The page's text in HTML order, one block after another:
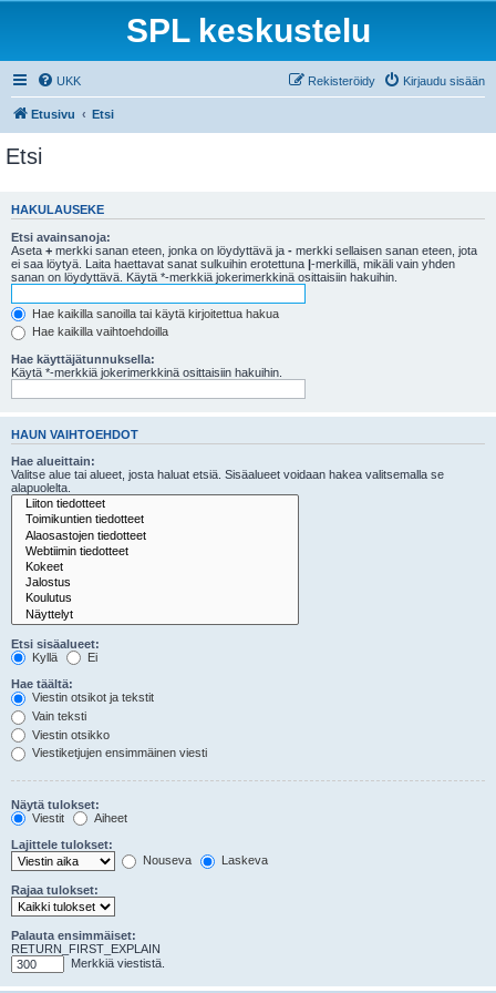
SPL keskustelu
UKK Kirjaudu sisään
Rekisteröidy
Etusivu Etsi
Etsi
HAKULAUSEKE
Etsi avainsanoja:
Aseta + merkki sanan eteen, jonka on löydyttävä ja - merkki sellaisen sanan eteen, jota
ei saa löytyä. Laita haettavat sanat sulkuihin erotettuna |-merkillä, mikäli vain yhden
sanan on löydyttävä. Käytä *-merkkiä jokerimerkkinä osittaisiin hakuihin.
Hae kaikilla sanoilla tai käytä kirjoitettua hakua
Hae kaikilla vaihtoehdoilla
Hae käyttäjätunnuksella:
Käytä *-merkkiä jokerimerkkinä osittaisiin hakuihin.
HAUN VAIHTOEHDOT
Hae alueittain:
Valitse alue tai alueet, josta haluat etsiä. Sisäalueet voidaan hakea valitsemalla se
alapuolelta.
Etsi sisäalueet:
Kyllä
Ei
Hae täältä:
Viestin otsikot ja tekstit
Vain teksti
Viestin otsikko
Viestiketjujen ensimmäinen viesti
Näytä tulokset:
Viestit
Aiheet
Lajittele tulokset:
Nouseva
Laskeva
Rajaa tulokset:
Palauta ensimmäiset:
RETURN_FIRST_EXPLAIN
Merkkiä viestistä.